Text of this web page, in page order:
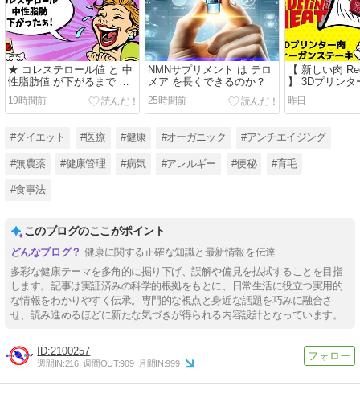
★ コレステロール値 と 中
性脂肪値 が下がるまで ※
高血圧 もネ!
19時間前
NMNサプリメント は テロ
メア を長くできるのか？
25時間前
【 新しい肉
】 3Dプリンタ
ーガン フラン
欧州で販売
昨日
#ダイエット #医療 #健康 #オーガニック #アンチエイジング
#無農薬 #健康管理 #病気 #アレルギー #便秘 #育毛
#食事法
このブログのここがポイント
健康に関する正確な知識と最新情報を伝達
多彩な健康テーマを多角的に掘り下げ、誤解や偏見を払拭することを目指
します。記事は実証済みの科学的根拠をもとに、日常生活に役立つ実用的
な情報をわかりやすく伝承。専門的な視点と身近な話題を巧みに融合さ
せ、読み進めるほどに新たな気づきが得られる内容設計となっています。
2100257
週間IN:216 週間OUT:909 月間IN:999